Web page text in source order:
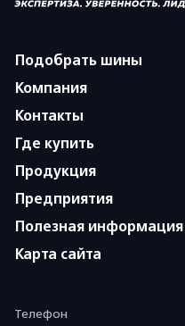
Подобрать шины
Компания
Контакты
Где купить
Продукция
Предприятия
Полезная информация
Карта сайта
Телефон